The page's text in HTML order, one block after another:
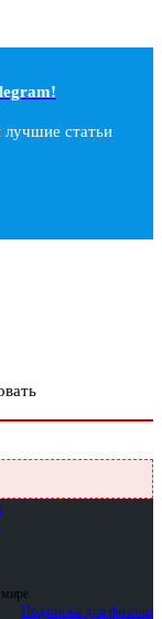
лучшие статьи
Подписка для физлиц